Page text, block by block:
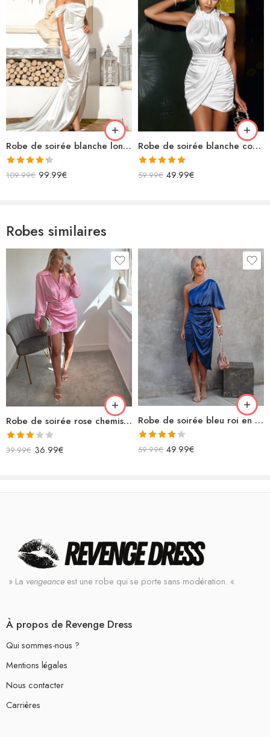
Robe de soirée blanche longue fendue épaules dénudées en satin avec traîne
Note4.33
sur 5
109.99€ 99.99€
Robe de soirée blanche courte en satin col montant
Note5.00
sur 5
59.99€ 49.99€
Robes similaires
Robe de soirée rose chemisier en satin
Note
3.00
39.99€ 36.99€
Robe de soirée bleu roi en satin asymétrique
Note
4.00sur
59.99€ 49.99€
» La vengeance est une robe qui se porte sans modération. «
À propos de Revenge Dress
Qui sommes-nous ?
Mentions légales
Nous contacter
Carrières